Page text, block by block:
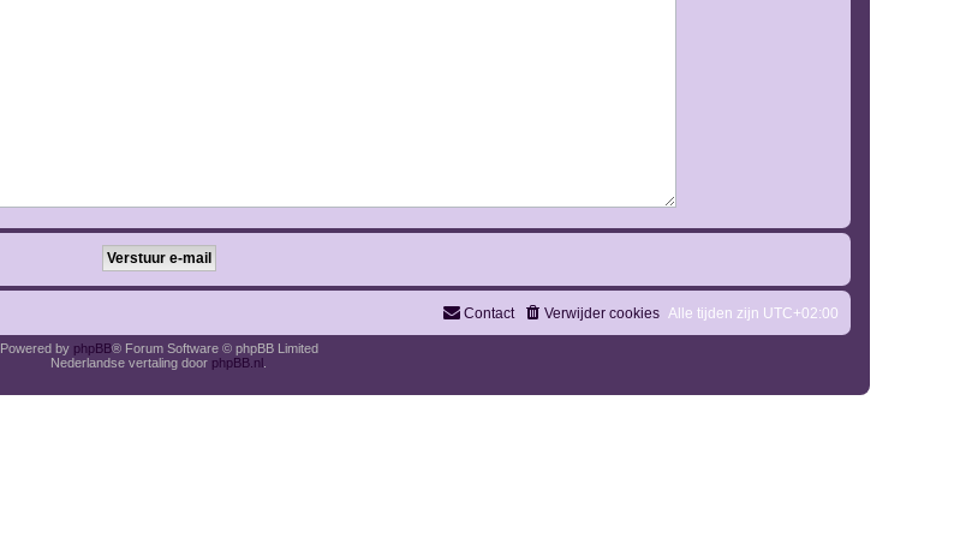
Alle tijden zijn UTC+02:00
Verwijder cookies
Contact
Powered by phpBB® Forum Software © phpBB Limited
Nederlandse vertaling door phpBB.nl